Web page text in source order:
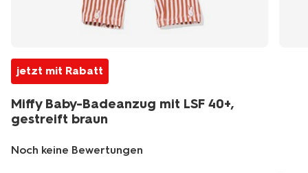
jetzt mit Rabatt
Miffy Baby-Badeanzug mit LSF 40+,
gestreift braun
Noch keine Bewertungen